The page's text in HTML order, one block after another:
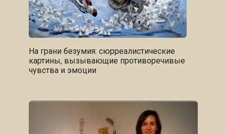
На грани безумия: сюрреалистические
картины, вызывающие противоречивые
чувства и эмоции